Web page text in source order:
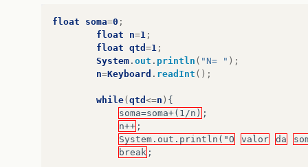
float soma=0 ;
float
n=1 ;
float qtd =1 ;
System . out . println ( "N= " );
n=Keyboard . readInt ();
while( qtd <=n ) {
soma=soma+(1/n) ;
n++ ;
System.out.println("O
valor da
break ;